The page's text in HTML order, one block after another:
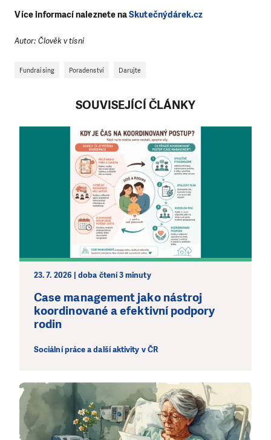
Více informací naleznete naSkutečnýdárek.cz
Autor: Člověk v tísni
Fundraising Poradenství Darujte
SOUVISEJÍCÍ ČLÁNKY
23. 7. 2026 | doba čtení 3 minuty
Case management jako nástroj
koordinované a efektivní podpory
rodin
Sociální práce a další aktivity v ČR